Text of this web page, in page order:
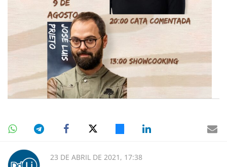
23 DE ABRIL DE 2021, 17:38